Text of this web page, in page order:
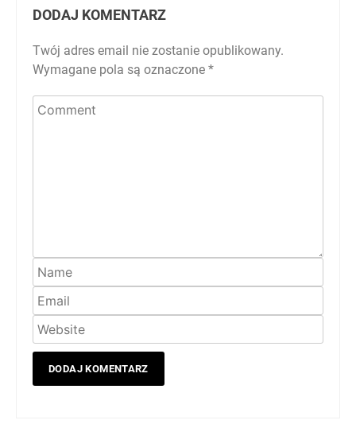
DODAJ KOMENTARZ
Twój adres email nie zostanie opublikowany.
Wymagane pola są oznaczone *